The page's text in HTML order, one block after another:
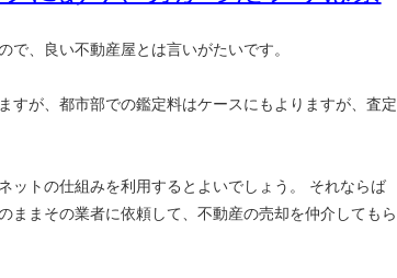
、良い不動産屋とは言いがたいです。
すが、都市部での鑑定料はケースにもよりますが、査定
ットの仕組みを利用するとよいでしょう。 それならば
ままその業者に依頼して、不動産の売却を仲介してもら